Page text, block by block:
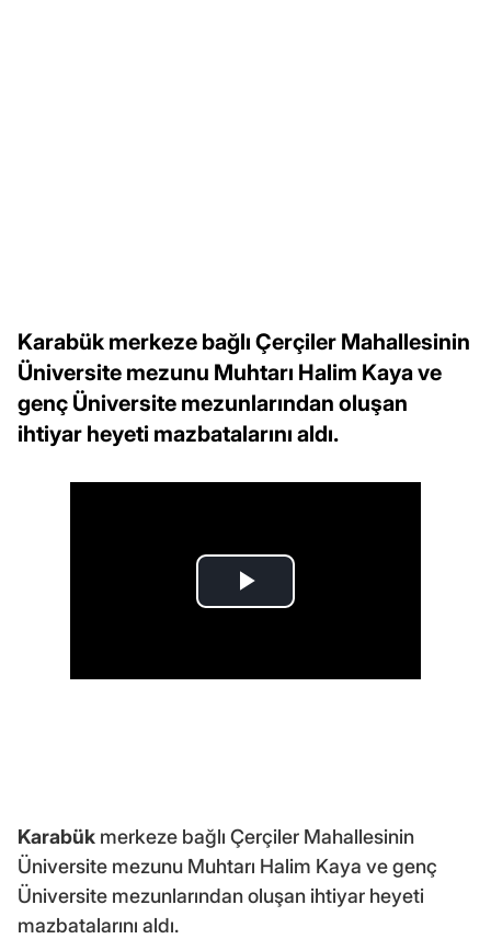
Karabük merkeze bağlı Çerçiler Mahallesinin
Üniversite mezunu Muhtarı Halim Kaya ve
genç Üniversite mezunlarından oluşan
ihtiyar heyeti mazbatalarını aldı.
Karabük merkeze bağlı Çerçiler Mahallesinin
Üniversite mezunu Muhtarı Halim Kaya ve genç
Üniversite mezunlarından oluşan ihtiyar heyeti
mazbatalarını aldı.